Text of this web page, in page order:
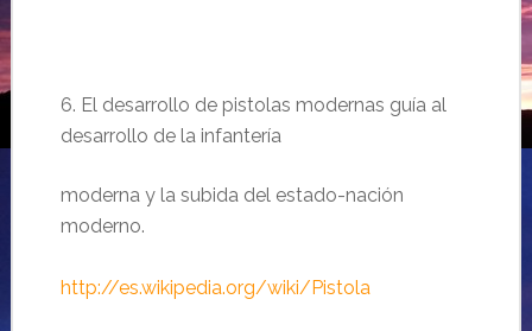
6. El desarrollo de pistolas modernas guía al
desarrollo de la infantería
moderna y la subida del estado-nación
moderno.
http://es.wikipedia.org/wiki/Pistola